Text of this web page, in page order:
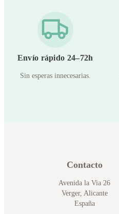
Envío rápido 24–72h
Sin esperas innecesarias.
Contacto
Avenida la Via 26
Verger, Alicante
España